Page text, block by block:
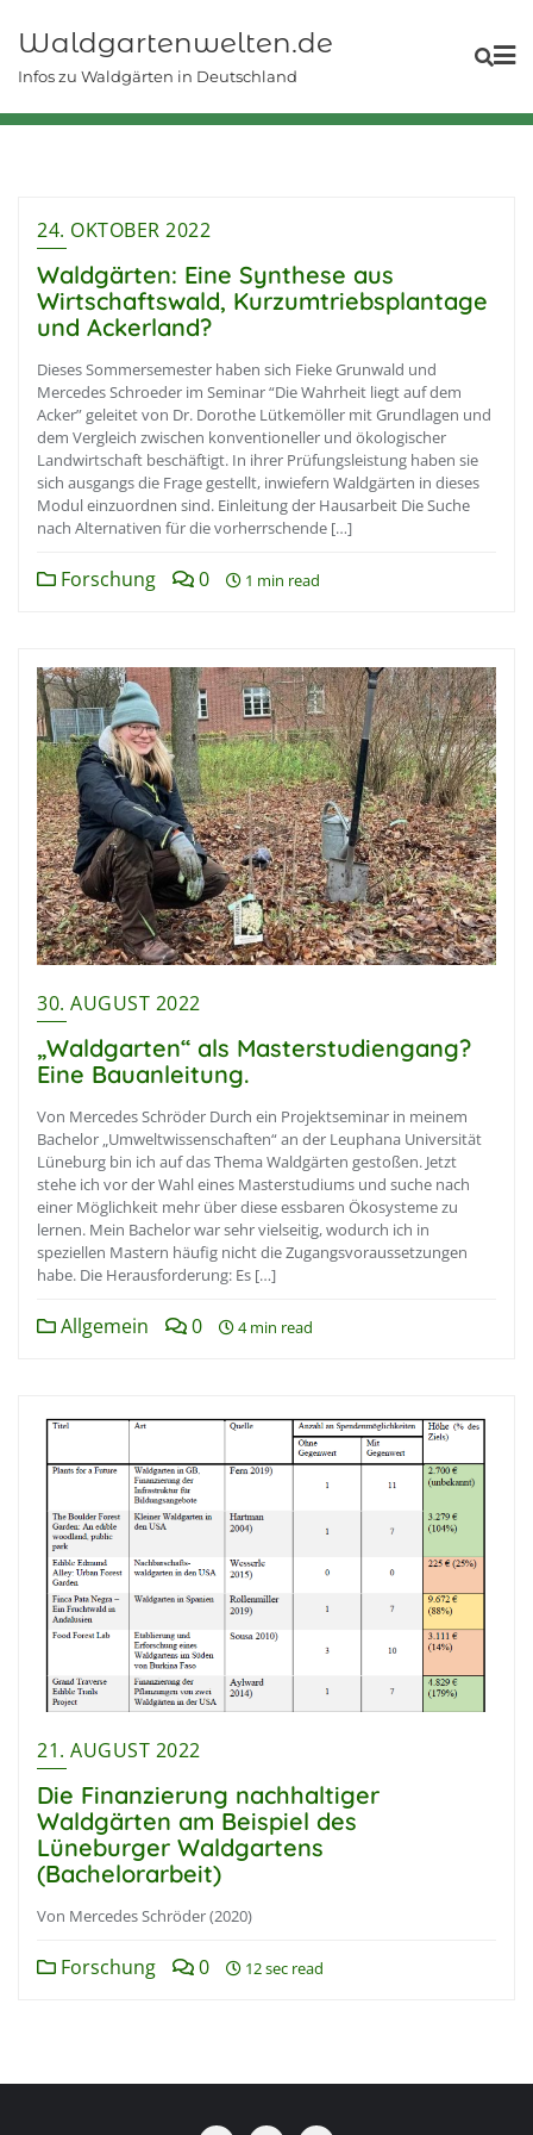
content
Waldgartenwelten.de
Infos zu Waldgärten in Deutschland
24. OKTOBER 2022
Waldgärten: Eine Synthese aus
Wirtschaftswald, Kurzumtriebsplantage
und Ackerland?
Dieses Sommersemester haben sich Fieke Grunwald und
Mercedes Schroeder im Seminar “Die Wahrheit liegt auf dem
Acker” geleitet von Dr. Dorothe Lütkemöller mit Grundlagen und
dem Vergleich zwischen konventioneller und ökologischer
Landwirtschaft beschäftigt. In ihrer Prüfungsleistung haben sie
sich ausgangs die Frage gestellt, inwiefern Waldgärten in dieses
Modul einzuordnen sind. Einleitung der Hausarbeit Die Suche
nach Alternativen für die vorherrschende […]
Forschung 0 1 min read
30. AUGUST 2022
„Waldgarten“ als Masterstudiengang?
Eine Bauanleitung.
Von Mercedes Schröder Durch ein Projektseminar in meinem
Bachelor „Umweltwissenschaften“ an der Leuphana Universität
Lüneburg bin ich auf das Thema Waldgärten gestoßen. Jetzt
stehe ich vor der Wahl eines Masterstudiums und suche nach
einer Möglichkeit mehr über diese essbaren Ökosysteme zu
lernen. Mein Bachelor war sehr vielseitig, wodurch ich in
speziellen Mastern häufig nicht die Zugangsvoraussetzungen
habe. Die Herausforderung: Es […]
Allgemein 0 4 min read
21. AUGUST 2022
Die Finanzierung nachhaltiger
Waldgärten am Beispiel des
Lüneburger Waldgartens
(Bachelorarbeit)
Von Mercedes Schröder (2020)
Forschung 0 12 sec read